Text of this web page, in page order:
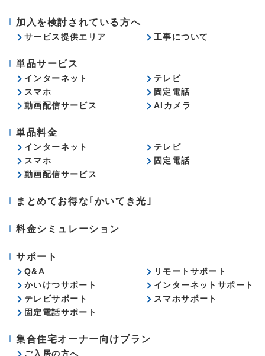
加入を検討されている方へ
サービス提供エリア 工事について
単品サービス
インターネット
テレビ
スマホ
固定電話
動画配信サービス
AIカメラ
単品料金
インターネット
テレビ
スマホ
固定電話
動画配信サービス
まとめてお得な｢かいてき光｣
料金シミュレーション
サポート
Q&A
リモートサポート
かいけつサポート
インターネットサポート
テレビサポート
スマホサポート
固定電話サポート
集合住宅オーナー向けプラン
ご入居の方へ